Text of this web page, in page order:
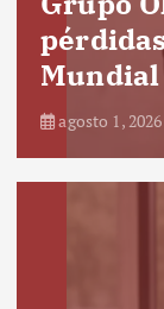
Mundial
agosto 1, 2026